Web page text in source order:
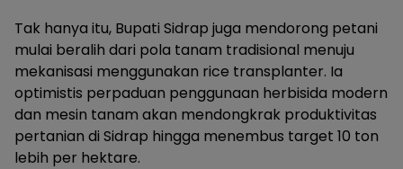
Tak hanya itu, Bupati Sidrap juga mendorong petani
mulai beralih dari pola tanam tradisional menuju
mekanisasi menggunakan rice transplanter. Ia
optimistis perpaduan penggunaan herbisida modern
dan mesin tanam akan mendongkrak produktivitas
pertanian di Sidrap hingga menembus target 10 ton
lebih per hektare.